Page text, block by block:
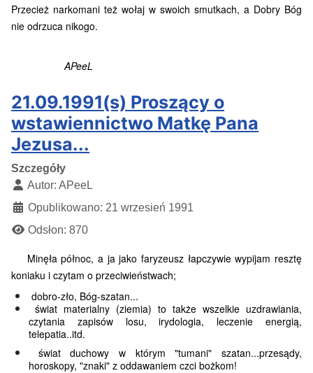
Przecież narkomani też wołaj w swoich smutkach, a Dobry Bóg
nie odrzuca nikogo.
APeeL
21.09.1991(s) Proszący o
wstawiennictwo Matkę Pana
Jezusa...
Szczegóły
Autor: APeeL
Opublikowano: 21 wrzesień 1991
Odsłon: 870
Minęła północ, a ja jako faryzeusz łapczywie wypijam resztę
koniaku i czytam o przeciwieństwach;
dobro-zło, Bóg-szatan...
świat materialny (ziemia) to także wszelkie uzdrawiania,
czytania zapisów losu, irydologia, leczenie energią,
telepatia..itd.
świat duchowy w którym "tumani" szatan...przesądy,
horoskopy, "znaki" z oddawaniem czci bożkom!